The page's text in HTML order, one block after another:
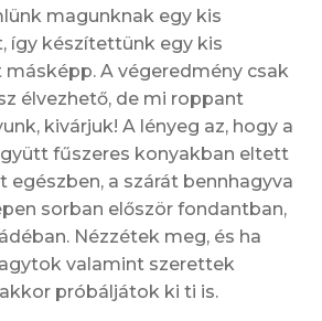
magunknak egy kis
így készítettünk egy kis
A végeredmény csak
élvezhető, de mi roppant
kivárjuk! A lényeg az, hogy a
fűszeres konyakban eltett
a szárát bennhagyva
sorban először fondantban,
Nézzétek meg, és ha
valamint szerettek
próbáljátok ki ti is.